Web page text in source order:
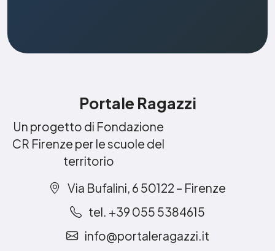
Portale Ragazzi
Un progetto di Fondazione
CR Firenze per le scuole del
territorio
Via Bufalini, 6 50122 – Firenze
tel. +39 055 5384615
info@portaleragazzi.it